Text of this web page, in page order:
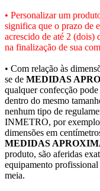
• Personalizar um
significa que o prazo de
acrescido de até 2 (dois)
na finalização de sua
• Com relação às
se de MEDIDAS
qualquer confecção
dentro do mesmo
nenhum tipo de
INMETRO, por
dimensões em
MEDIDAS
produto, são aferidas
equipamento profissional
meia.